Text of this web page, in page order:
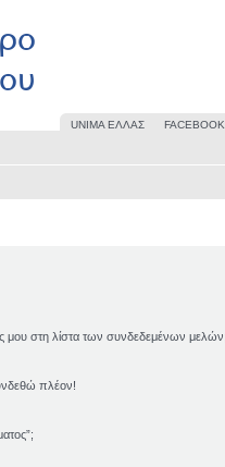
UΝΙΜΑ ΕΛΛΑΣ
μου στη λίστα των συνδεδεμένων μελών;
πλέον!